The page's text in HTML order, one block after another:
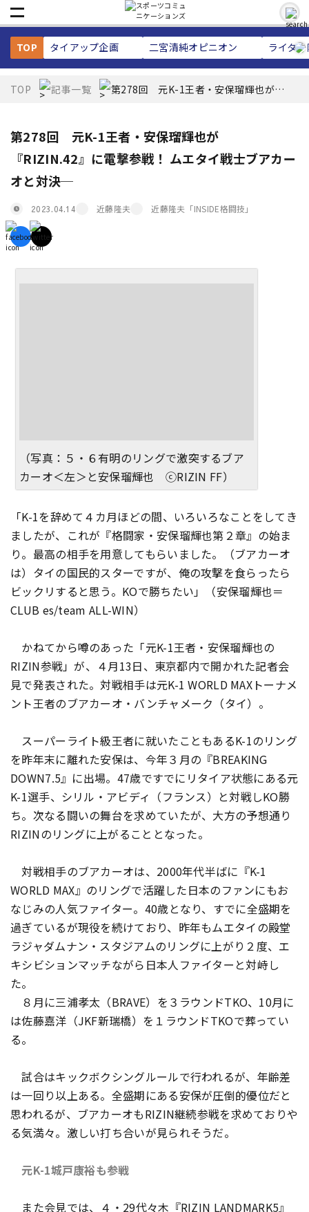
TOP タイアップ企画 二宮清純オピニオン ライタ
TOP 記事一覧 第278回 元K-1王者・安保瑠輝也が
第278回 元K-1王者・安保瑠輝也が
『RIZIN.42』に電撃参戦！ ムエタイ戦士ブアカー
オと対決─
2023.04.14 近藤隆夫 近藤隆夫「INSIDE格闘技」
（写真：５・６有明のリングで激突するブア
カーオ＜左＞と安保瑠輝也 ⓒRIZIN FF）
「K-1を辞めて４カ月ほどの間、いろいろなことをしてき
ましたが、これが『格闘家・安保瑠輝也第２章』の始ま
り。最高の相手を用意してもらいました。（ブアカーオ
は）タイの国民的スターですが、俺の攻撃を食らったら
ビックリすると思う。KOで勝ちたい」（安保瑠輝也＝
CLUB es/team ALL-WIN）
かねてから噂のあった「元K-1王者・安保瑠輝也の
RIZIN参戦」が、４月13日、東京都内で開かれた記者会
見で発表された。対戦相手は元K-1 WORLD MAXトーナメ
ント王者のブアカーオ・バンチャメーク（タイ）。
スーパーライト級王者に就いたこともあるK-1のリング
を昨年末に離れた安保は、今年３月の『BREAKING
DOWN7.5』に出場。47歳ですでにリタイア状態にある元
K-1選手、シリル・アビディ（フランス）と対戦しKO勝
ち。次なる闘いの舞台を求めていたが、大方の予想通り
RIZINのリングに上がることとなった。
対戦相手のブアカーオは、2000年代半ばに『K-1
WORLD MAX』のリングで活躍した日本のファンにもお
なじみの人気ファイター。40歳となり、すでに全盛期を
過ぎているが現役を続けており、昨年もムエタイの殿堂
ラジャダムナン・スタジアムのリングに上がり２度、エ
キシビションマッチながら日本人ファイターと対峙し
た。
８月に三浦孝太（BRAVE）を３ラウンドTKO、10月に
は佐藤嘉洋（JKF新瑞橋）を１ラウンドTKOで葬ってい
る。
試合はキックボクシングルールで行われるが、年齢差
は一回り以上ある。全盛期にある安保が圧倒的優位だと
思われるが、ブアカーオもRIZIN継続参戦を求めておりや
る気満々。激しい打ち合いが見られそうだ。
元K-1城戸康裕も参戦
また会見では、４・29代々木『RIZIN LANDMARK5』